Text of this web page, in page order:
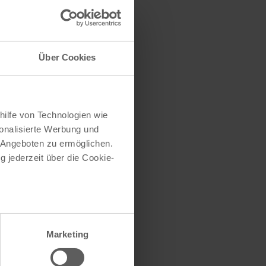
Über Cookies
von Technologien wie
Werbung und
zu ermöglichen.
jederzeit über die Cookie-
sein können
Präferenzen imAbschnitt
Marketing
herausfinden
(oder einen Teil